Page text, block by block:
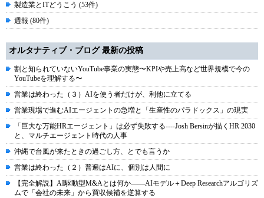
製造業とITどうこう (53件)
週報 (80件)
オルタナティブ・ブログ 最新の投稿
割と知られていないYouTube事業の実態〜KPIや売上高など世界規模で今の
YouTubeを理解する〜
営業は終わった（３）AIを使う者だけが、利他に立てる
営業現場で進むAIエージェントの急増と「生産性のパラドックス」の現実
「巨大な万能HRエージェント」は必ず失敗する----Josh Bersinが描くHR 2030
と、マルチエージェント時代の人事
沖縄で台風が来たときの過ごし方、とでも言うか
営業は終わった（２）普遍はAIに、個別は人間に
【完全解説】AI駆動型M&Aとは何か――AIモデル＋Deep Researchアルゴリズ
ムで「会社の未来」から買収候補を逆算する